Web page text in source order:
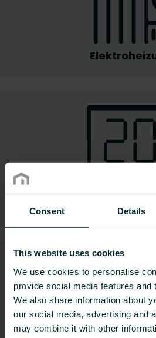
Consent Details
This website uses cookies
We use cookies to personalise
provide social media features and
We also share information about
our social media, advertising and
may combine it with other
Elektronische